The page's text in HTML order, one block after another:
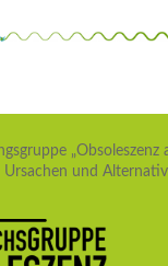
„Obsoleszenz
und